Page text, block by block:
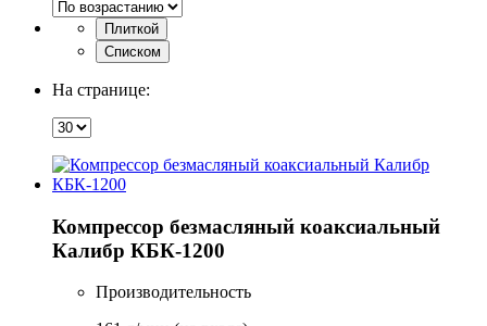
Плиткой
Списком
На странице:
Компрессор безмасляный коаксиальный
Калибр КБК-1200
Производительность